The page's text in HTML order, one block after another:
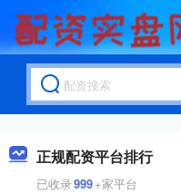
正规配资平台排行
已收录999+家平台